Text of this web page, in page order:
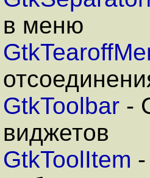
в меню
GtkToolbar -
виджетов
GtkToolItem